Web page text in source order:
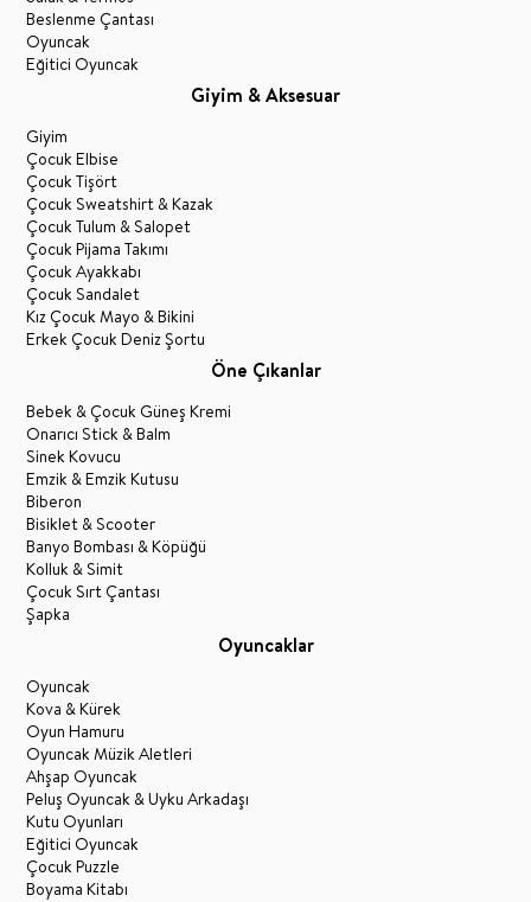
Beslenme Çantası
Oyuncak
Eğitici Oyuncak
Giyim & Aksesuar
Giyim
Çocuk Elbise
Çocuk Tişört
Çocuk Sweatshirt & Kazak
Çocuk Tulum & Salopet
Çocuk Pijama Takımı
Çocuk Ayakkabı
Çocuk Sandalet
Kız Çocuk Mayo & Bikini
Erkek Çocuk Deniz Şortu
Öne Çıkanlar
Bebek & Çocuk Güneş Kremi
Onarıcı Stick & Balm
Sinek Kovucu
Emzik & Emzik Kutusu
Biberon
Bisiklet & Scooter
Banyo Bombası & Köpüğü
Kolluk & Simit
Çocuk Sırt Çantası
Şapka
Oyuncaklar
Oyuncak
Kova & Kürek
Oyun Hamuru
Oyuncak Müzik Aletleri
Ahşap Oyuncak
Peluş Oyuncak & Uyku Arkadaşı
Kutu Oyunları
Eğitici Oyuncak
Çocuk Puzzle
Boyama Kitabı